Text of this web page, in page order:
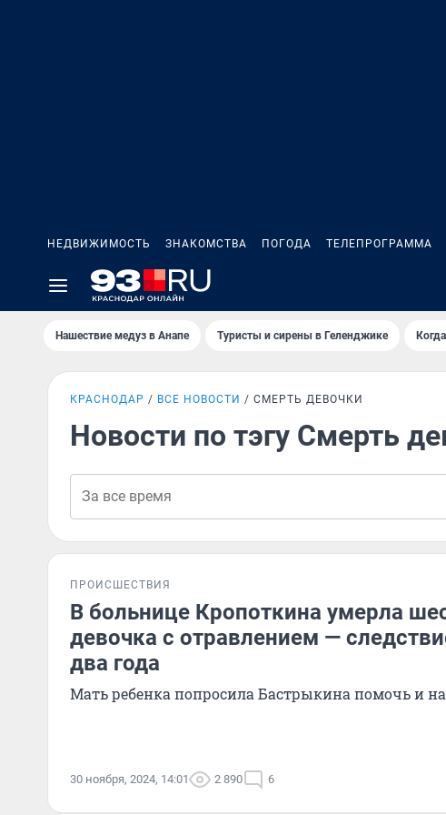
НЕДВИЖИМОСТЬ ЗНАКОМСТВА ПОГОДА ТЕЛЕПРОГРАММА
Нашествие медуз в Анапе Туристы и сирены в Геленджике
КРАСНОДАР ВСЕ НОВОСТИ СМЕРТЬ ДЕВОЧКИ
Новости по тэгу Смерть
ПРОИСШЕСТВИЯ
В больнице Кропоткина умерла
девочка с отравлением —
два года
Мать ребенка попросила Бастрыкина помочь и
30 ноября, 2024, 14:01 2 890 6